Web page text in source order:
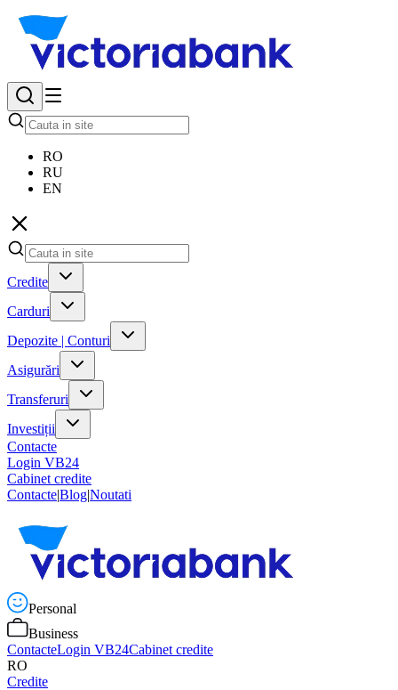
RO
RU
EN
Credite
Carduri
Depozite | Conturi
Asigurări
Transferuri
Investiții
Contacte
Login VB24
Cabinet credite
Contacte|Blog|Noutati
Personal
Business
ContacteLogin VB24Cabinet credite
RO
Credite